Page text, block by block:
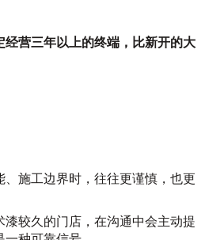
经营三年以上的终端，比新开的大
施工边界时，往往更谨慎，也更
较久的门店，在沟通中会主动提